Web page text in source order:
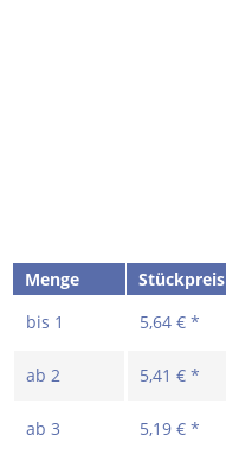
Menge Stückpreis
bis 1 5,64 € *
ab 2 5,41 € *
ab 3 5,19 € *